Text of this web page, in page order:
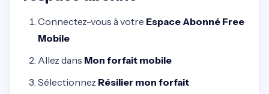
Connectez-vous à votre Espace Abonné Free
Mobile
Allez dans Mon forfait mobile
Sélectionnez Résilier mon forfait